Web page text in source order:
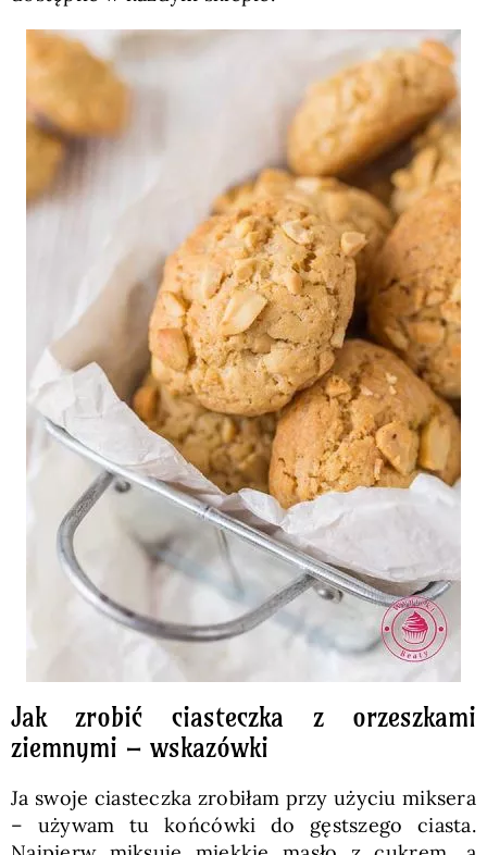
Jak zrobić ciasteczka z orzeszkami
ziemnymi – wskazówki
Ja swoje ciasteczka zrobiłam przy użyciu miksera
– używam tu końcówki do gęstszego ciasta.